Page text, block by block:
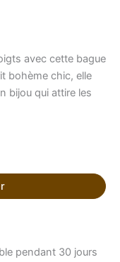
avec cette bague
bohème chic, elle
bijou qui attire les
pendant 30 jours